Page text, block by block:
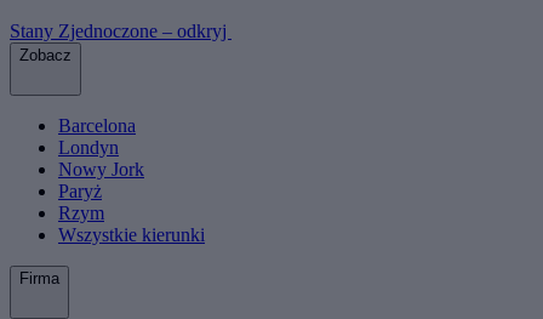
Stany Zjednoczone – odkryj
Zobacz
Barcelona
Londyn
Nowy Jork
Paryż
Rzym
Wszystkie kierunki
Firma